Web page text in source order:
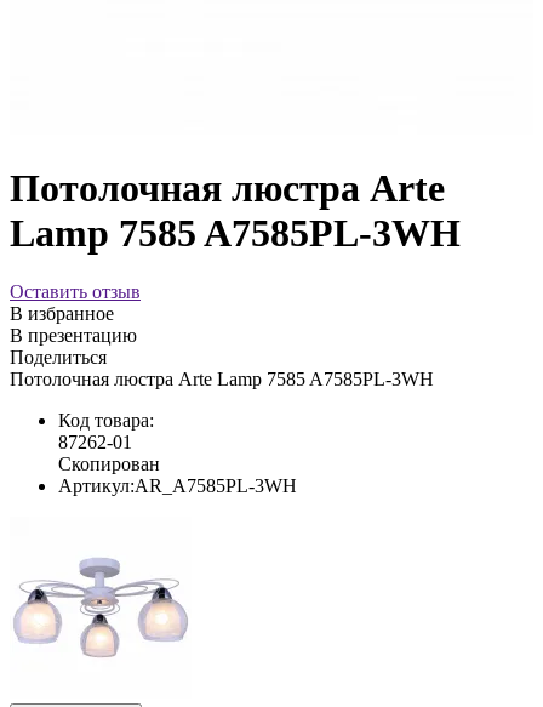
Потолочная люстра Arte
Lamp 7585 A7585PL-3WH
Оставить отзыв
В избранное
В презентацию
Поделиться
Потолочная люстра Arte Lamp 7585 A7585PL-3WH
Код товара:
87262-01
Скопирован
Артикул:AR_A7585PL-3WH